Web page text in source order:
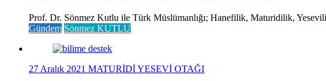
Prof. Dr. Sönmez Kutlu ile Türk Müslümanlığı; Hanefilik, Maturidilik,
Gündem Sönmez KUTLU
27 Aralık 2021 MATURİDİ YESEVİ OTAĞI